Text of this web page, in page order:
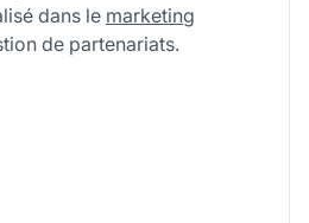
dans le marketing
de partenariats.